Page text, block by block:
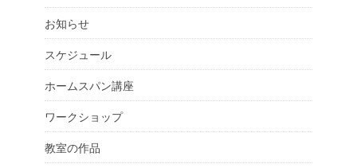
お知らせ
スケジュール
ホームスパン講座
ワークショップ
教室の作品